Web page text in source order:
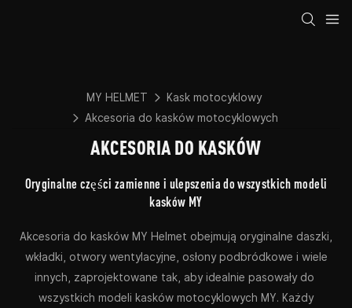
MY HELMET
Kask motocyklowy
Akcesoria do kasków motocyklowych
AKCESORIA DO KASKÓW
Oryginalne części zamienne i ulepszenia do wszystkich modeli
kasków MY
Akcesoria do kasków MY Helmet obejmują oryginalne daszki,
wkładki, otwory wentylacyjne, osłony podbródkowe i wiele
innych, zaprojektowane tak, aby idealnie pasowały do ​​
wszystkich modeli kasków motocyklowych MY. Każdy